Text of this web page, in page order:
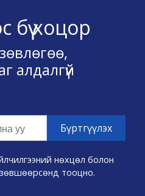
бүү хоцор
алдалгүй
нөхцөл болон
тооцно.